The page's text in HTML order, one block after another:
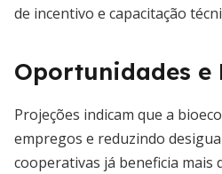
de incentivo e capacitação
Oportunidades e
Projeções indicam que a
empregos e reduzindo
cooperativas já beneficia mais